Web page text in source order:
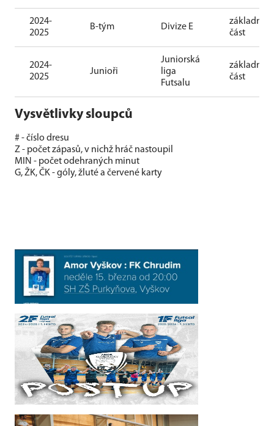
2024-
2025
B-tým Divize E
základní
část
2024-
2025
Junioři
Juniorská
liga
Futsalu
základní
část
Vysvětlivky sloupců
# - číslo dresu
Z - počet zápasů, v nichž hráč nastoupil
MIN - počet odehraných minut
G, ŽK, ČK - góly, žluté a červené karty